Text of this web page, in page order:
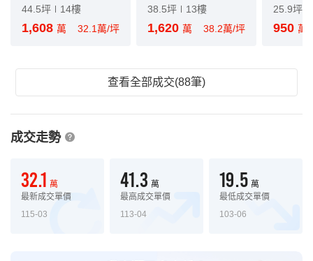
44.5坪 14樓
1,608 萬 32.1萬/坪
38.5坪 13樓
1,620 萬 38.2萬/坪
25.9坪
950 萬
查看全部成交(88筆)
成交走勢
32.1 萬
最新成交單價
115-03
41.3 萬
最高成交單價
113-04
19.5 萬
最低成交單價
103-06